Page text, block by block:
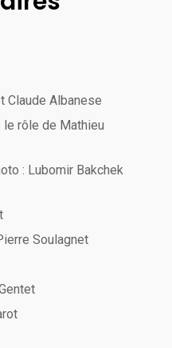
Claude Albanese
le rôle de Mathieu
: Lubomir Bakchek
Soulagnet